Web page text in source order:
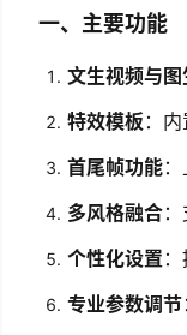
一、主要功能
文生视频与
特效模板 ：
首尾帧功能
多风格融合
个性化设置
专业参数调节